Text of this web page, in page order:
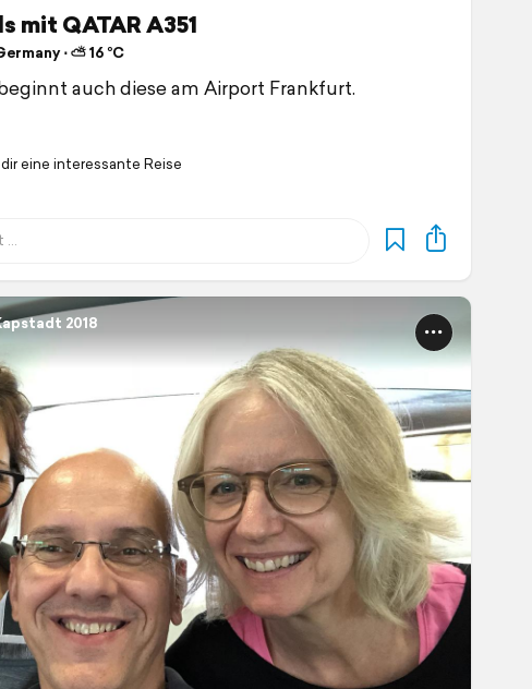
mit QATAR A351
⋅ ⛅ 16 °C
auch diese am Airport Frankfurt.
eine interessante Reise
2018